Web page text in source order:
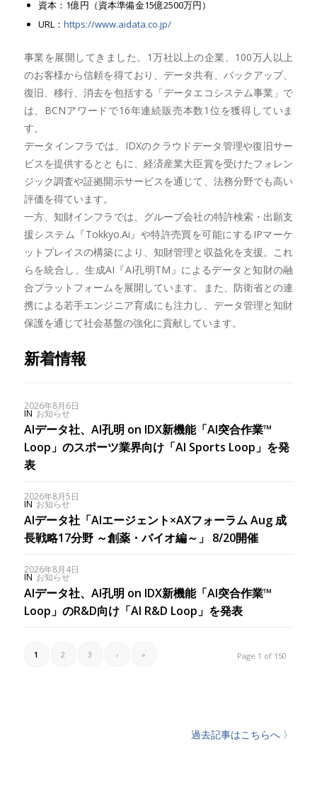
資本：1億円（資本準備金15億2500万円）
URL： https://www.aidata.co.jp/
事業を展開してきました。1万社以上の企業、100万人以上
のお客様から信頼を得ており、データ共有、バックアップ、
復旧、移行、消去を包括する「データエコシステム事業」で
は、BCNアワードで16年連続販売本数1位を獲得していま
す。
データインフラでは、IDXのクラウドデータ管理や復旧サー
ビスを提供するとともに、経済産業大臣賞を受けたフォレン
ジック調査や証拠開示サービスを通じて、法務分野でも高い
評価を得ています。
一方、知財インフラでは、グループ会社の特許検索・出願支
援システム『Tokkyo.Ai』や特許売買を可能にするIPマーケ
ットプレイスの構築により、知財管理と収益化を支援。これ
らを統合し、生成AI『AI孔明TM』によるデータと知財の融
合プラットフォームを展開しています。また、防衛省との連
携による若手エンジニア育成にも注力し、データ管理と知財
保護を通じて社会基盤の強化に貢献しています。
新着情報
2026年8月6日
IN お知らせ
AIデータ社、AI孔明 on IDX新機能「AI突合作業™︎
Loop」のスポーツ業界向け「AI Sports Loop」を発
表
2026年8月5日
IN お知らせ
AIデータ社「AIエージェント×AXフォーラム Aug 成
長戦略17分野 ～創薬・バイオ編～」 8/20開催
2026年8月4日
IN お知らせ
AIデータ社、AI孔明 on IDX新機能「AI突合作業™︎
Loop」のR&D向け「AI R&D Loop」を発表
Page 1 of 150
1 2 3 › »
過去記事はこちらへ 〉